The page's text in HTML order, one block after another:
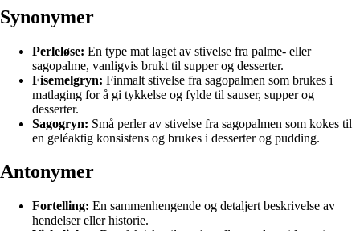
Synonymer
Perleløse: En type mat laget av stivelse fra palme- eller
sagopalme, vanligvis brukt til supper og desserter.
Fisemelgryn: Finmalt stivelse fra sagopalmen som brukes i
matlaging for å gi tykkelse og fylde til sauser, supper og
desserter.
Sagogryn: Små perler av stivelse fra sagopalmen som kokes til
en geléaktig konsistens og brukes i desserter og pudding.
Antonymer
Fortelling: En sammenhengende og detaljert beskrivelse av
hendelser eller historie.